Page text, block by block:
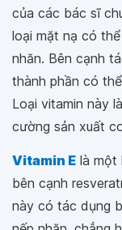
của các bác sĩ
loại mặt nạ có
nhăn. Bên cạnh
thành phần có
Loại vitamin này
cường sản xuất
Vitamin E là một
bên cạnh
này có tác dụng